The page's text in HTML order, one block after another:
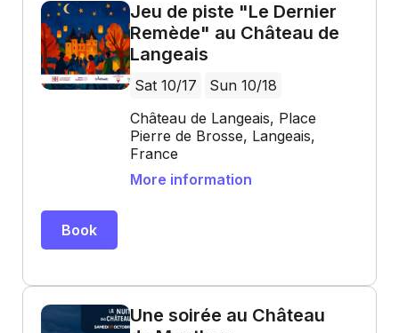
Jeu de piste "Le Dernier
Remède" au Château de
Langeais
Sat 10/17
Sun 10/18
Château de Langeais, Place
Pierre de Brosse, Langeais,
France
More information
Book
Une soirée au Château